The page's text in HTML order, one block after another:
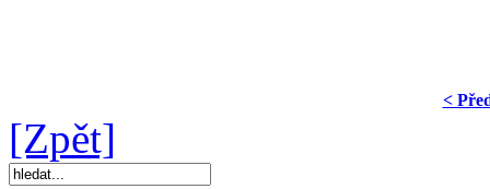
<
[Zpět]